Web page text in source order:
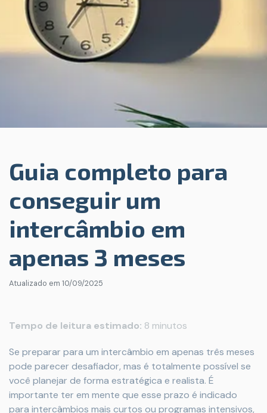
Guia completo para
conseguir um
intercâmbio em
apenas 3 meses
Atualizado em 10/09/2025
Tempo de leitura estimado: 8 minutos
Se preparar para um intercâmbio em apenas três meses
pode parecer desafiador, mas é totalmente possível se
você planejar de forma estratégica e realista. É
importante ter em mente que esse prazo é indicado
para intercâmbios mais curtos ou programas intensivos,